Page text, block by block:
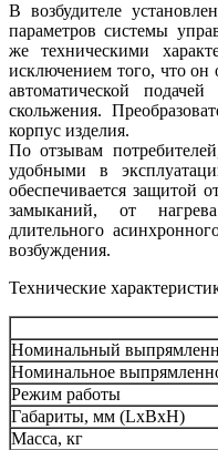
В возбудителе
параметров системы
же техническими
исключением того, что он
автоматической
скольжения.
корпус изделия.
По отзывам
удобными в
обеспечивается защитой
замыканий, от
длительного
возбуждения.
Технические
Номинальный
Номинальное
Режим работы
Габариты, мм (LxBxH)
Масса, кг